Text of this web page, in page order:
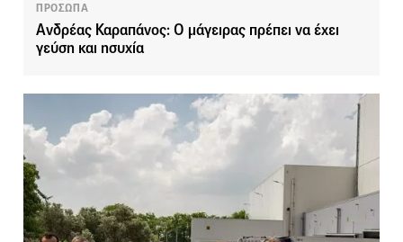
ΠΡΟΣΩΠΑ
Ανδρέας Καραπάνος: Ο μάγειρας πρέπει να έχει
γεύση και ησυχία